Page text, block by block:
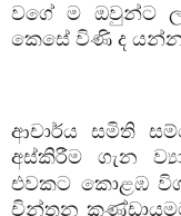
වගේ ම ඔවුන්ට
කෙසේ විණි ද
ආචාර්ය සමිති
අස්කිරීම ගැන
එවකට කොළඹ
චින්තන